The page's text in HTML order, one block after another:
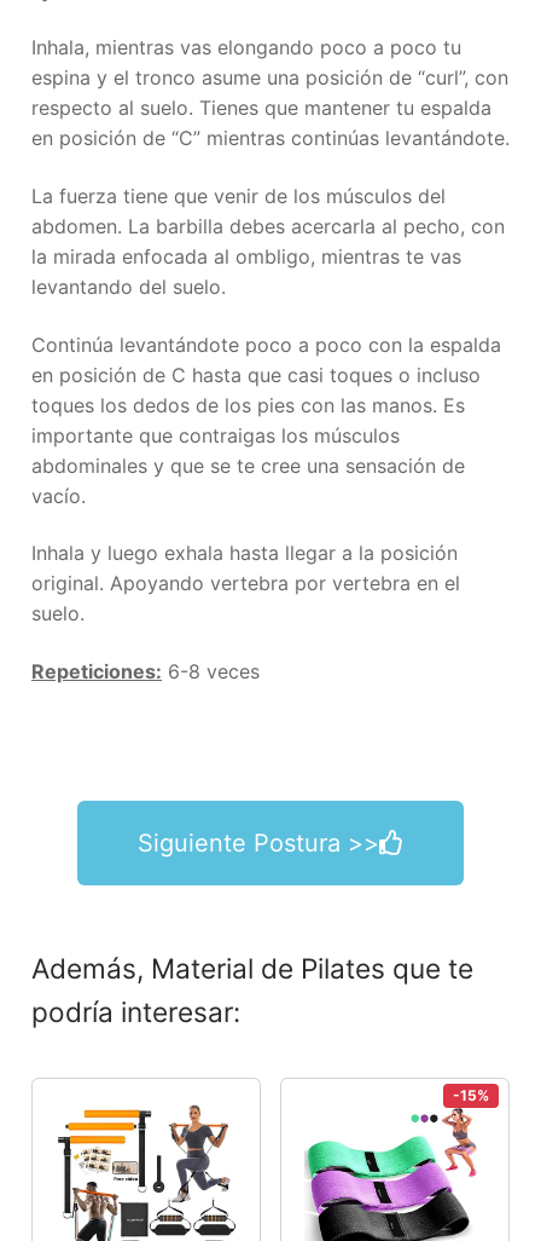
Inhala, mientras vas elongando poco a poco tu
espina y el tronco asume una posición de “curl”, con
respecto al suelo. Tienes que mantener tu espalda
en posición de “C” mientras continúas levantándote.
La fuerza tiene que venir de los músculos del
abdomen. La barbilla debes acercarla al pecho, con
la mirada enfocada al ombligo, mientras te vas
levantando del suelo.
Continúa levantándote poco a poco con la espalda
en posición de C hasta que casi toques o incluso
toques los dedos de los pies con las manos. Es
importante que contraigas los músculos
abdominales y que se te cree una sensación de
vacío.
Inhala y luego exhala hasta llegar a la posición
original. Apoyando vertebra por vertebra en el
suelo.
Repeticiones: 6-8 veces
Siguiente Postura >>
Además, Material de Pilates que te
podría interesar:
-15%